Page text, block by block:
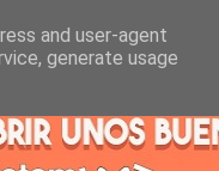
and user-agent
generate usage